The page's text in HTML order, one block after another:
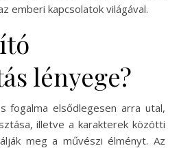
emberi kapcsolatok világával.
lényege?
fogalma elsődlegesen arra utal,
illetve a karakterek közötti
meg a művészi élményt. Az